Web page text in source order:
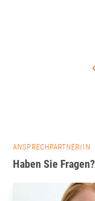
ANSPRECHPARTNER/IN
Haben Sie Fragen?